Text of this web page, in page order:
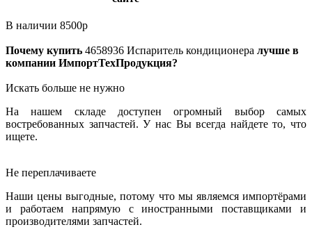
В наличии 8500р
Почему купить 4658936 Испаритель кондиционера лучше в
компании ИмпортТехПродукция?
Искать больше не нужно
На нашем складе доступен огромный выбор самых
востребованных запчастей. У нас Вы всегда найдете то, что
ищете.
Не переплачиваете
Наши цены выгодные, потому что мы являемся импортёрами
и работаем напрямую с иностранными поставщиками и
производителями запчастей.